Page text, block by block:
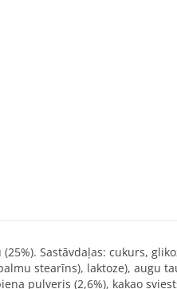
Sastāvdaļas: cukurs,
stearīns), laktoze), augu
pulveris (2,6%), kakao